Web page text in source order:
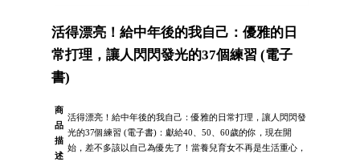
活得漂亮！給中年後的我自己：優雅的日
常打理，讓人閃閃發光的37個練習 (電子
書)
商
品
描
述
活得漂亮！給中年後的我自己：優雅的日常打理，讓人閃閃發
光的37個練習 (電子書)：獻給40、50、60歲的你，現在開
始，差不多該以自己為優先了！當養兒育女不再是生活重心，